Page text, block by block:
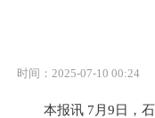
时间：2025-07-10 00:24
本报讯 7月9日，石